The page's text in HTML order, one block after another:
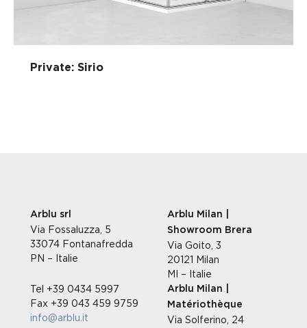
Private: Sirio
Arblu srl
Via Fossaluzza, 5
33074 Fontanafredda
PN – Italie
Tel +39 0434 5997
Fax +39 043 459 9759
info@arblu.it
Arblu Milan |
Showroom Brera
Via Goito, 3
20121 Milan
MI – Italie
Arblu Milan |
Matériothèque
Via Solferino, 24